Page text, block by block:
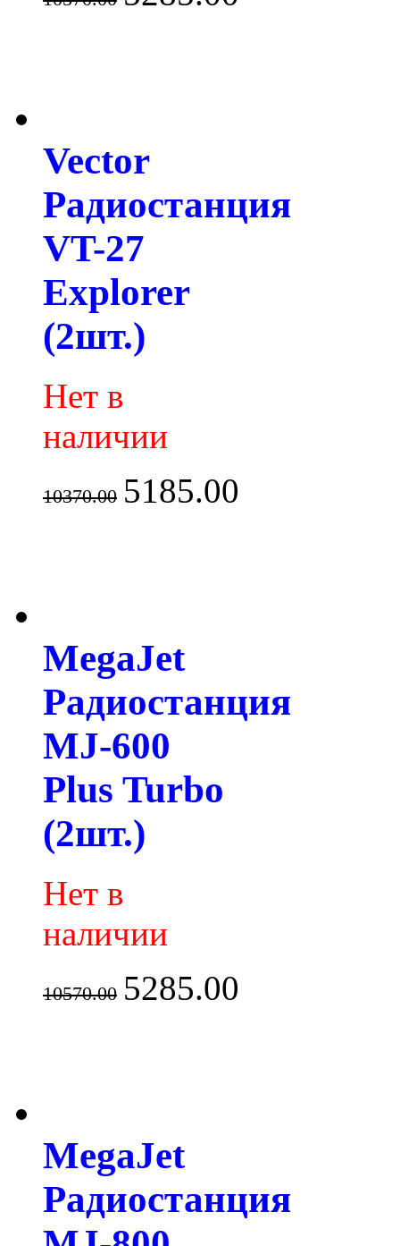
Vector
Радиостанция
VT-27
Explorer
(2шт.)
Нет в
наличии
10370.00 5185.00
MegaJet
Радиостанция
MJ-600
Plus Turbo
(2шт.)
Нет в
наличии
10570.00 5285.00
MegaJet
Радиостанция